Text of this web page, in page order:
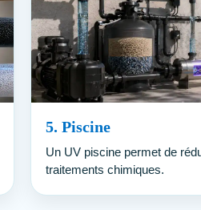
5. Piscine
Un UV piscine permet de
traitements chimiques.